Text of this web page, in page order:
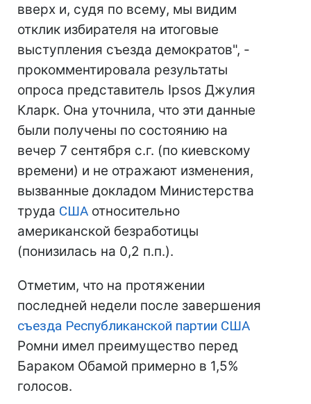
вверх и, судя по всему, мы видим
отклик избирателя на итоговые
выступления съезда демократов", -
прокомментировала результаты
опроса представитель Ipsos Джулия
Кларк. Она уточнила, что эти данные
были получены по состоянию на
вечер 7 сентября с.г. (по киевскому
времени) и не отражают изменения,
вызванные докладом Министерства
труда США относительно
американской безработицы
(понизилась на 0,2 п.п.).
Отметим, что на протяжении
последней недели после завершения
съезда Республиканской партии США
Ромни имел преимущество перед
Бараком Обамой примерно в 1,5%
голосов.